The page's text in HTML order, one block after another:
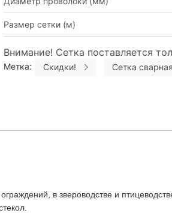
Размер сетки (м)
Внимание! Сетка поставляется
Метка: Скидки! Сетка
в звероводстве и